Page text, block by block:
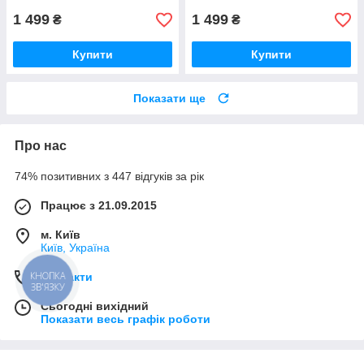
1 499 ₴
Купити
1 499 ₴
Купити
Показати ще
Про нас
74% позитивних з 447 відгуків за рік
Працює з 21.09.2015
м. Київ
Київ, Україна
Контакти
Сьогодні вихідний
Показати весь графік роботи
КНОПКА
ЗВ'ЯЗКУ